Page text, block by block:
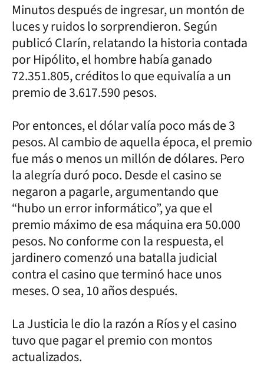
Minutos después de ingresar, un montón de
luces y ruidos lo sorprendieron. Según
publicó Clarín, relatando la historia contada
por Hipólito, el hombre había ganado
72.351.805, créditos lo que equivalía a un
premio de 3.617.590 pesos.
Por entonces, el dólar valía poco más de 3
pesos. Al cambio de aquella época, el premio
fue más o menos un millón de dólares. Pero
la alegría duró poco. Desde el casino se
negaron a pagarle, argumentando que
“hubo un error informático”, ya que el
premio máximo de esa máquina era 50.000
pesos. No conforme con la respuesta, el
jardinero comenzó una batalla judicial
contra el casino que terminó hace unos
meses. O sea, 10 años después.
La Justicia le dio la razón a Ríos y el casino
tuvo que pagar el premio con montos
actualizados.